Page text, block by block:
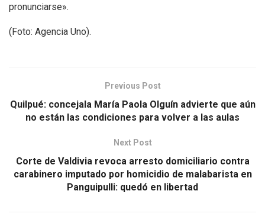
pronunciarse».
(Foto: Agencia Uno).
Previous Post
Quilpué: concejala María Paola Olguín advierte que aún
no están las condiciones para volver a las aulas
Next Post
Corte de Valdivia revoca arresto domiciliario contra
carabinero imputado por homicidio de malabarista en
Panguipulli: quedó en libertad